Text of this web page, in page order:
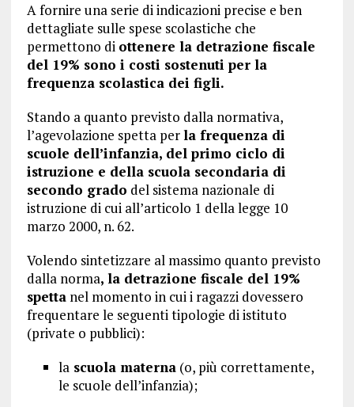
A fornire una serie di indicazioni precise e ben
dettagliate sulle spese scolastiche che
permettono di ottenere la detrazione fiscale
del 19% sono i costi sostenuti per la
frequenza scolastica dei figli.
Stando a quanto previsto dalla normativa,
l’agevolazione spetta perla frequenza di
scuole dell’infanzia, del primo ciclo di
istruzione e della scuola secondaria di
secondo grado del sistema nazionale di
istruzione di cui all’articolo 1 della legge 10
marzo 2000, n. 62.
Volendo sintetizzare al massimo quanto previsto
dalla norma, la detrazione fiscale del 19%
spettanel momento in cui i ragazzi dovessero
frequentare le seguenti tipologie di istituto
(private o pubblici):
lascuola materna(o, più correttamente,
le scuole dell’infanzia);